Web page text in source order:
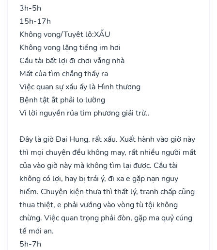
3h-5h
15h-17h
Không vong/Tuyệt lộ:XẤU
Không vong lặng tiếng im hơi
Cầu tài bất lợi đi chơi vắng nhà
Mất của tìm chẳng thấy ra
Việc quan sự xấu ấy là Hình thương
Bệnh tật ắt phải lo lường
Vì lời nguyền rủa tìm phương giải trừ..
Đây là giờ Đại Hung, rất xấu. Xuất hành vào giờ này
thì mọi chuyện đều không may, rất nhiều người mất
của vào giờ này mà không tìm lại được. Cầu tài
không có lợi, hay bị trái ý, đi xa e gặp nạn nguy
hiểm. Chuyện kiện thưa thì thất lý, tranh chấp cũng
thua thiệt, e phải vướng vào vòng tù tội không
chừng. Việc quan trọng phải đòn, gặp ma quỷ cúng
tế mới an.
5h-7h